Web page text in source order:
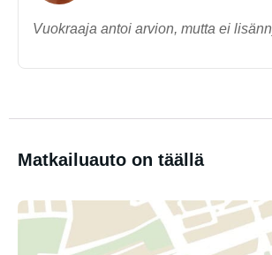
Vuokraaja antoi arvion, mutta ei
Matkailuauto on täällä